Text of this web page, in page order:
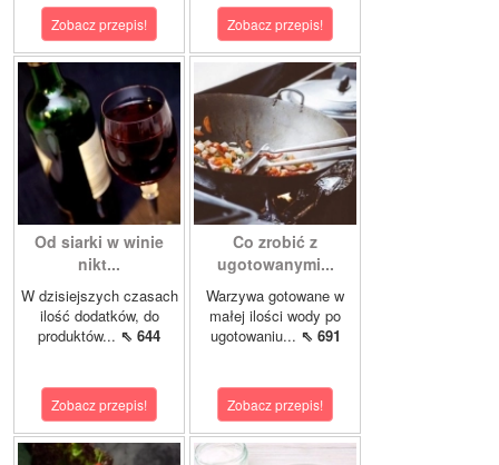
Zobacz przepis! Zobacz przepis!
Od siarki w winie
nikt...
W dzisiejszych czasach
ilość dodatków, do
produktów... ⇖ 644
Zobacz przepis!
Co zrobić z
ugotowanymi...
Warzywa gotowane w
małej ilości wody po
ugotowaniu... ⇖ 691
Zobacz przepis!